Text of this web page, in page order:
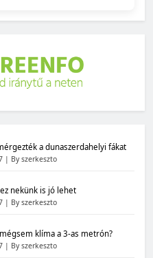
a dunaszerdahelyi fákat
By szerkeszto
nekünk is jó lehet
By szerkeszto
klíma a 3-as metrón?
By szerkeszto